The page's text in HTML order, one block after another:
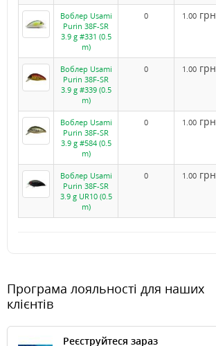
Воблер Usami
Purin 38F-SR
3.9 g #331 (0.5
m)
0 1.00 грн
Воблер Usami
Purin 38F-SR
3.9 g #339 (0.5
m)
0 1.00 грн
Воблер Usami
Purin 38F-SR
3.9 g #584 (0.5
m)
0 1.00 грн
Воблер Usami
Purin 38F-SR
3.9 g UR10 (0.5
m)
0 1.00 грн
Програма лояльності для наших
клієнтів
Реєструйтеся зараз